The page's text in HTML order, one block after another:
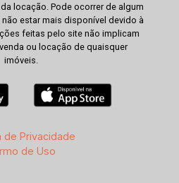
locação. Pode ocorrer de algum
estar mais disponível devido à
feitas pelo site não implicam
ou locação de quaisquer
imóveis.
de Privacidade
de Uso